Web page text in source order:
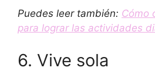
Puedes leer también: Cómo
para lograr las actividades
6. Vive sola